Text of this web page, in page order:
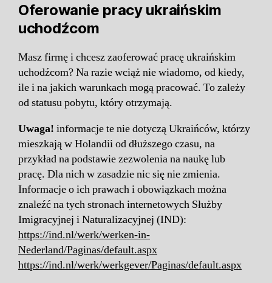
Oferowanie pracy ukraińskim
uchodźcom
Masz firmę i chcesz zaoferować pracę ukraińskim
uchodźcom? Na razie wciąż nie wiadomo, od kiedy,
ile i na jakich warunkach mogą pracować. To zależy
od statusu pobytu, który otrzymają.
Uwaga! informacje te nie dotyczą Ukraińców, którzy
mieszkają w Holandii od dłuższego czasu, na
przykład na podstawie zezwolenia na naukę lub
pracę. Dla nich w zasadzie nic się nie zmienia.
Informacje o ich prawach i obowiązkach można
znaleźć na tych stronach internetowych Służby
Imigracyjnej i Naturalizacyjnej (IND):
https://ind.nl/werk/werken-in-
Nederland/Paginas/default.aspx
https://ind.nl/werk/werkgever/Paginas/default.aspx